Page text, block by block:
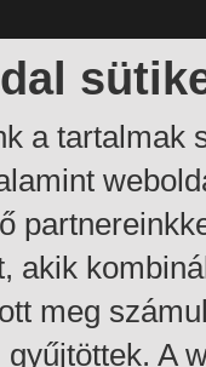
a tartalmak
akik
meg
A